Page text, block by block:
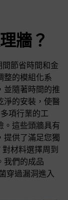
牆？
間節省時間和金
整的模組化系
並隨著時間的推
淨的安裝，使醫
項行業的工
。這些頭牆具有
提供了滿足您獨
材料選擇周到
我們的成品
穿過漏洞進入